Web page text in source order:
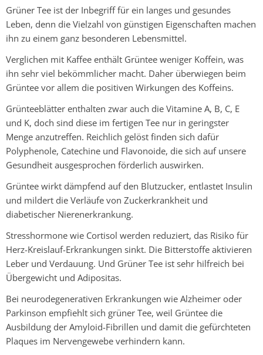
Grüner Tee ist der Inbegriff für ein langes und gesundes
Leben, denn die Vielzahl von günstigen Eigenschaften machen
ihn zu einem ganz besonderen Lebensmittel.
Verglichen mit Kaffee enthält Grüntee weniger Koffein, was
ihn sehr viel bekömmlicher macht. Daher überwiegen beim
Grüntee vor allem die positiven Wirkungen des Koffeins.
Grünteeblätter enthalten zwar auch die Vitamine A, B, C, E
und K, doch sind diese im fertigen Tee nur in geringster
Menge anzutreffen. Reichlich gelöst finden sich dafür
Polyphenole, Catechine und Flavonoide, die sich auf unsere
Gesundheit ausgesprochen förderlich auswirken.
Grüntee wirkt dämpfend auf den Blutzucker, entlastet Insulin
und mildert die Verläufe von Zuckerkrankheit und
diabetischer Nierenerkrankung.
Stresshormone wie Cortisol werden reduziert, das Risiko für
Herz-Kreislauf-Erkrankungen sinkt. Die Bitterstoffe aktivieren
Leber und Verdauung. Und Grüner Tee ist sehr hilfreich bei
Übergewicht und Adipositas.
Bei neurodegenerativen Erkrankungen wie Alzheimer oder
Parkinson empfiehlt sich grüner Tee, weil Grüntee die
Ausbildung der Amyloid-Fibrillen und damit die gefürchteten
Plaques im Nervengewebe verhindern kann.